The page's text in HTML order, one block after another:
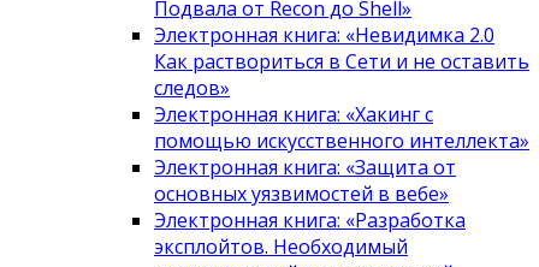
Подвала от Recon до Shell»
Электронная книга: «Невидимка 2.0
Как раствориться в Сети и не оставить
следов»
Электронная книга: «Хакинг с
помощью искусственного интеллекта»
Электронная книга: «Защита от
основных уязвимостей в вебе»
Электронная книга: «Разработка
эксплойтов. Необходимый